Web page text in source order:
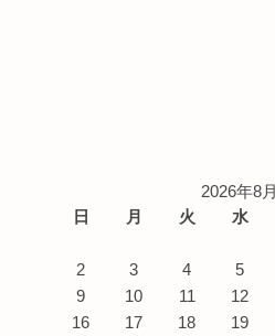
2026年8月
日
月 火 水
2
3 4 5
9
10 11 12
16
17 18 19